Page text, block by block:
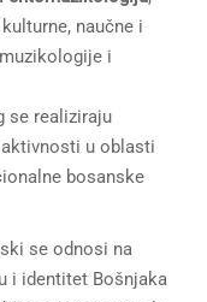
naučne i
i
se realiziraju
u oblasti
bosanske
se odnosi na
i identitet Bošnjaka